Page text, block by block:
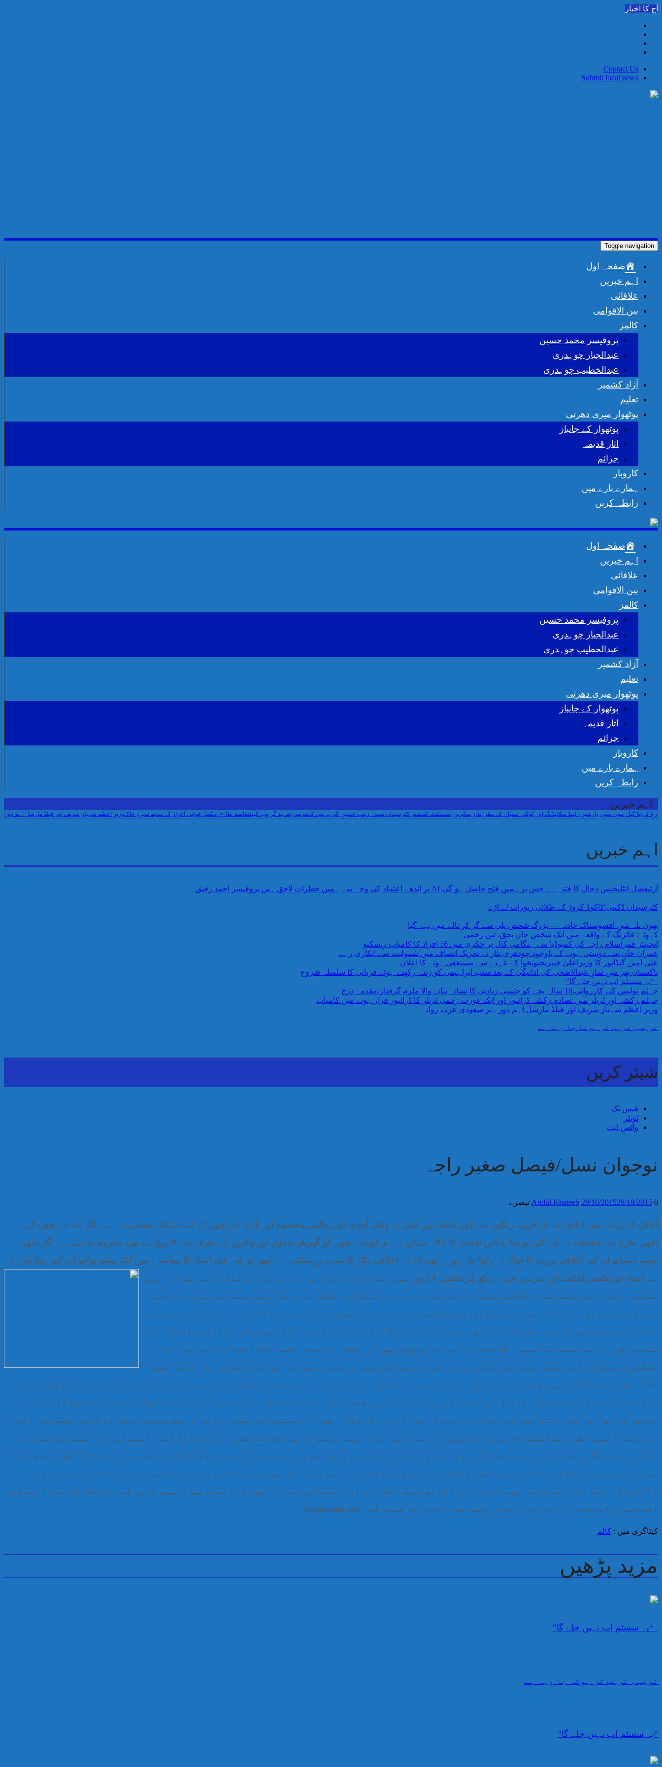
Skip
content
آج کا اخبار
Contact Us
Submit local news
Toggle navigation
صفحہ اول
اہم خبریں
علاقائی
بین الاقوامی
کالمز
پروفیسر محمد حسین
عبدالجبار چوہدری
عبدالخطیب چوہدری
آزاد کشمیر
تعلیم
پوٹھوار میری دھرتی
پوٹھوار کے جانباز
اثار قدیمہ
جرائم
کاروبار
ہمارے بارے میں
رابطہ کریں
صفحہ اول
اہم خبریں
علاقائی
بین الاقوامی
کالمز
پروفیسر محمد حسین
عبدالجبار چوہدری
عبدالخطیب چوہدری
آزاد کشمیر
تعلیم
پوٹھوار میری دھرتی
پوٹھوار کے جانباز
اثار قدیمہ
جرائم
کاروبار
ہمارے بارے میں
رابطہ کریں
اہم خبریں
مون سون بارشیں، لینڈ سلائیڈنگ اور کوٹلی ستیاں کے نظر انداز متاثرین اسسٹنٹ کمشنر کلرسیداں سیدہ زینب حسین کی پریس کانفرنس شہید گر وپ کیپٹنعاصم طارق مکمل فوجی اعزاز کے ساتھ سپردِ خاک وزیر اعظم شہباز شریف اور فیلڈ مارشل اہم دورے پر
اہم خبریں
آرٹیفشل انٹلیجنس دجال کا فتنہ ہے جس پر ہمیں فتح حاصل ہو گی،AI پر اندھے اعتماد کی وجہ سے ہمیں خطرات لاحق ہیں پروفیسر احمد رفیق
کلرسیداں ڈکیتی‘ڈاکو1 کروڑ کے طلائی زیورات لے اڑے
بھون نلہ میں افسوسناک حادثہ — بزرگ شخص پلی سے گر کر نالے میں بہہ گیا
کہوٹہ: فائرنگ کے واقعے میں ایک شخص جاں بحق، تین زخمی
انجینئر قمراسلام راجہ کی کمبوڈیا سے ہنگامی کال پر چکری میں 16 افراد کا کامیاب ریسکیو
عمران خان سے دوستی ہونے کے باوجود چودھری نثار نے تحریک انصاف میں شمولیت سے انکاری رہے
علی امین گنڈاپور کا وزیراعلیٰ خیبرپختونخوا کے عہدے سے مستعفی ہونے کا اعلان
پاکستان بھر میں نمازِ عیدالاضحی کی ادائیگی کے بعد سنتِ ابراہیمی کو زندہ رکھتے ہوئے قربانی کا سلسلہ شروع
“یہ سسٹم اب نہیں چلے گا”
جہلم پولیس کی کارروائی،10 سالہ بچے کو جنسی زیادتی کا نشانہ بنانے والا ملزم گرفتار،مقدمہ درج
جہلم رکشہ اور ٹریلر میں تصادم رکشہ ڈرائیور اور ایک عورت زخمی ٹریلر کا ڈرائیور فرار ہونے میں کامیاب
وزیر اعظم شہباز شریف اور فیلڈ مارشل اہم دورے پر سعودی عرب روانہ
غریب، غریب تر ہوتا جا رہا ہے
شیئر کریں
فیس بک
ٹویٹر
واٹس ایپ
نوجوان نسل/فیصل صغیر راجہ
Abdul Khateeb 29/10/201529/10/2015 0 تبصرے
آجکل کے زمانے میں آزادی کے دل فریب رنگوں سے کون آشنا نہیں لیکن یہ وقتی آزادی اور رنگینی محصوم اور نازک دل بچوں کے لئے انتہائی نقصان دہ ہے ۔اگر اب ان بچوں کی
اچھی طرح سے حفاظت نہ کی گئی تو شاہد اس نقصان کا اذالہ ممکن نہ ہو کیونکہ بچوں کو گھریلو ماحول اور والدین کی طرف سے لا پرواہی بھی محروم بنا دیتی ہے اگر اچھی
تعلیم کیساتھ ان کی اخلاقی تربیت کا خیال نہ رکھا جائے تو یہ بھی ان کے اخلاقی بگاڑ کا سبب بن سکتی ہے کچھ عر صہ قبل استاد کا معاشرے میں ایک مقام تھاجو اب کم ہوتا جا رہا
ہے استاد کو تعلیمی قابلیت اور تدریس تجربہ دیکھ کر تعلیمی اداروں میں رکھا جاتا تھا اسی وجہ سے نا اہل شاگرد بھی گو کہ اعلی
تعلیم حاصل نہ کر سکتے مگر اخلاقیات سیکھ جاتے تھے اور زیادہ تر شاگرد ملکی ترقی کا باعث بنتے تھے مگر دور جدید
میں طلبہ سے پوچھ کراستاد کو تعلیمی اداروں خاص طور پر نام نہادٹیوشن سنٹر میں رکھا جاتاہے ۔یا ادارے میں ایسے
استاد کو ترجیح دی جاتی ہے جس کے ساتھ کچھ بچوں کے والدین کا رابطہ ہوتا کہ وہ ان کے بچوں کو اس ادارے کا حصہ بنا
سکے جس کی وجہ سے تعلیم کا معیار گرتاجارہا ہے اب تو بچوں میں نہ خوف رہا ہے نہ استا دکا احترام ۔بچے بھی اب
تعلیم کی طرف کم اور سوشل میڈیا کی جانب زیادہ توجہ دینے لگے ہیں یہ بھی ہم سب کے لئے لمحہ فکریہ ہے ۔شاعر مشرق
علامہ محمد اقبال کو بھی نوجوانوں سے بڑی امیدیں تھیں ۔اقبال نے اپنے زمانے میں نوجوان نسل کو تبدیلی میں اپنا کردار ادا کرنے کی طرف راغب
کیا ۔صد افسوس کہ ہم نے علامہ اقبال کی متعین کی ہوئی راہ کو بھی چھوڑ دیا۔یہ صورت حال بھی افسوس نا ک ہے اب نوجوانوں نے اپنی سوچ کا دھارا
تبدیل کر لیا ہے ہماری نئی نسل کے زیادہ تر نوجوان بے راہ روی کا شکار ہیں ۔ان مستقبل کے معماروں کی تربیت کیلئے ہمیں اب کوئی مثبت قدم اٹھا
نا ہو گا انہیں نظم و ضبط سکھانا ہو گا ان کی کردار سازی پر توجہ دینا ہو گی ان کی اصلاح کی فکر اور اصلاح کا آغاز اپنے آپ اور اپنے گھر سے کرنا
ہو گا ہمیں اسلامی تعلیم کے زریں معاشرتی اصولوں کو اپنا کر ملی اور انفرادی ذمہ داریوں کا احساس اجاگر کر کے تعلیم و تربیت کا نظام وضع کرنا
ہو گا۔دوسروں کی اصلاح کے ساتھ اپنی اصلاح واضح اور غلطیوں کی فکر کرنا ہو گی جب تک بچے اچھی تعلیم و تربیت حاصل نہ کریں استاد بزرگوں اور
والدین کا احترام نہ کریں گے اپنے اندر احترام انسانیت انفرادی اور اجتماعی ذمہ داریوں کا احساس پیدا نہیں کریں گے ۔اس وقت تک ہمارا معاشرہ
آگے نہیں بڑھ سکتا اور نہ ہی ہم کوئی بلند مقام حاصل کر سکیں گے ۔{jcomments on}
کیٹاگری میں : کالم
مزید پڑھیں
“یہ سسٹم اب نہیں چلے گا”
غریب، غریب تر ہوتا جا رہا ہے
“یہ سسٹم اب نہیں چلے گا”